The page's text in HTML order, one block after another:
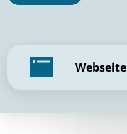
Webseite